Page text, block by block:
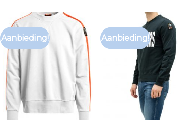
Aanbieding! Aanbieding!